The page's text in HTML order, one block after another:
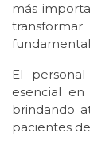
más
El
esencial
brindando
pacientes